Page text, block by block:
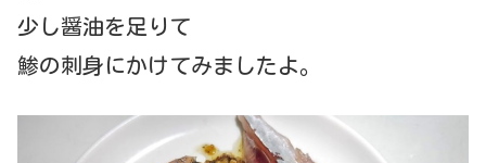
少し醤油を足りて
鯵の刺身にかけてみましたよ。